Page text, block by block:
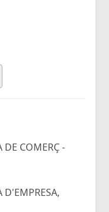
DE COMERÇ -
D'EMPRESA,